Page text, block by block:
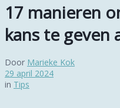
17 manieren
kans te geven
Door Marieke Kok
29 april 2024
in Tips